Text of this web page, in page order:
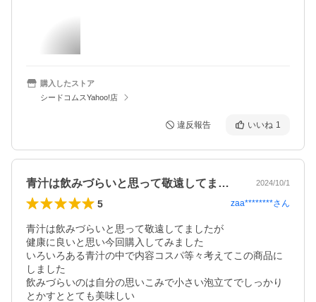
購入したストア
シードコムスYahoo!店
違反報告 いいね 1
青汁は飲みづらいと思って敬遠してました… 2024/10/1
5 zaa********さん
青汁は飲みづらいと思って敬遠してましたが
健康に良いと思い今回購入してみました
いろいろある青汁の中で内容コスパ等々考えてこの商品に
しました
飲みづらいのは自分の思いこみで小さい泡立てでしっかり
とかすととても美味しい